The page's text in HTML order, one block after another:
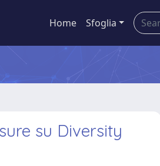
Home Sfoglia
su Diversity